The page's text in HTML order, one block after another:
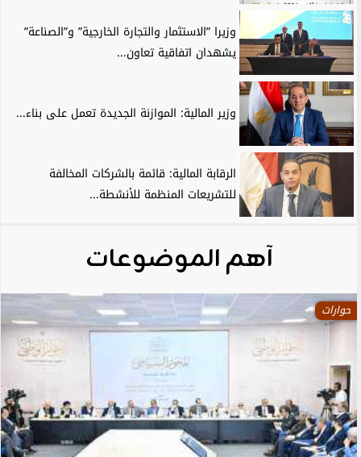
وزيرا ”الاستثمار والتجارة الخارجية” و”الصناعة”
يشهدان اتفاقية تعاون...
وزير المالية: الموازنة الجديدة تعمل على بناء...
الرقابة المالية: قائمة بالشركات المخالفة
للتشريعات المنظمة للأنشطة...
آهم الموضوعات
حوارات